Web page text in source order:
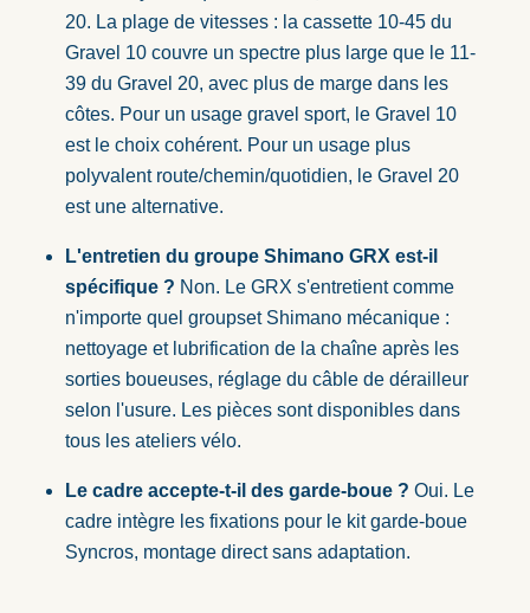
20. La plage de vitesses : la cassette 10-45 du
Gravel 10 couvre un spectre plus large que le 11-
39 du Gravel 20, avec plus de marge dans les
côtes. Pour un usage gravel sport, le Gravel 10
est le choix cohérent. Pour un usage plus
polyvalent route/chemin/quotidien, le Gravel 20
est une alternative.
L'entretien du groupe Shimano GRX est-il
spécifique ? Non. Le GRX s'entretient comme
n'importe quel groupset Shimano mécanique :
nettoyage et lubrification de la chaîne après les
sorties boueuses, réglage du câble de dérailleur
selon l'usure. Les pièces sont disponibles dans
tous les ateliers vélo.
Le cadre accepte-t-il des garde-boue ? Oui. Le
cadre intègre les fixations pour le kit garde-boue
Syncros, montage direct sans adaptation.